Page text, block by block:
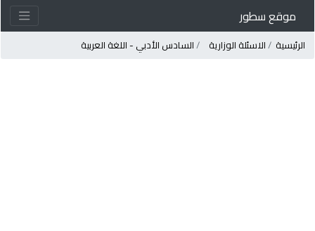
موقع سطور
الرئيسية الاسئلة الوزارية السادس الأدبي - اللغة العربية